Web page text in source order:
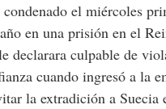
el miércoles
en una prisión en el
declarara culpable de
cuando ingresó a la
la extradición a Suecia